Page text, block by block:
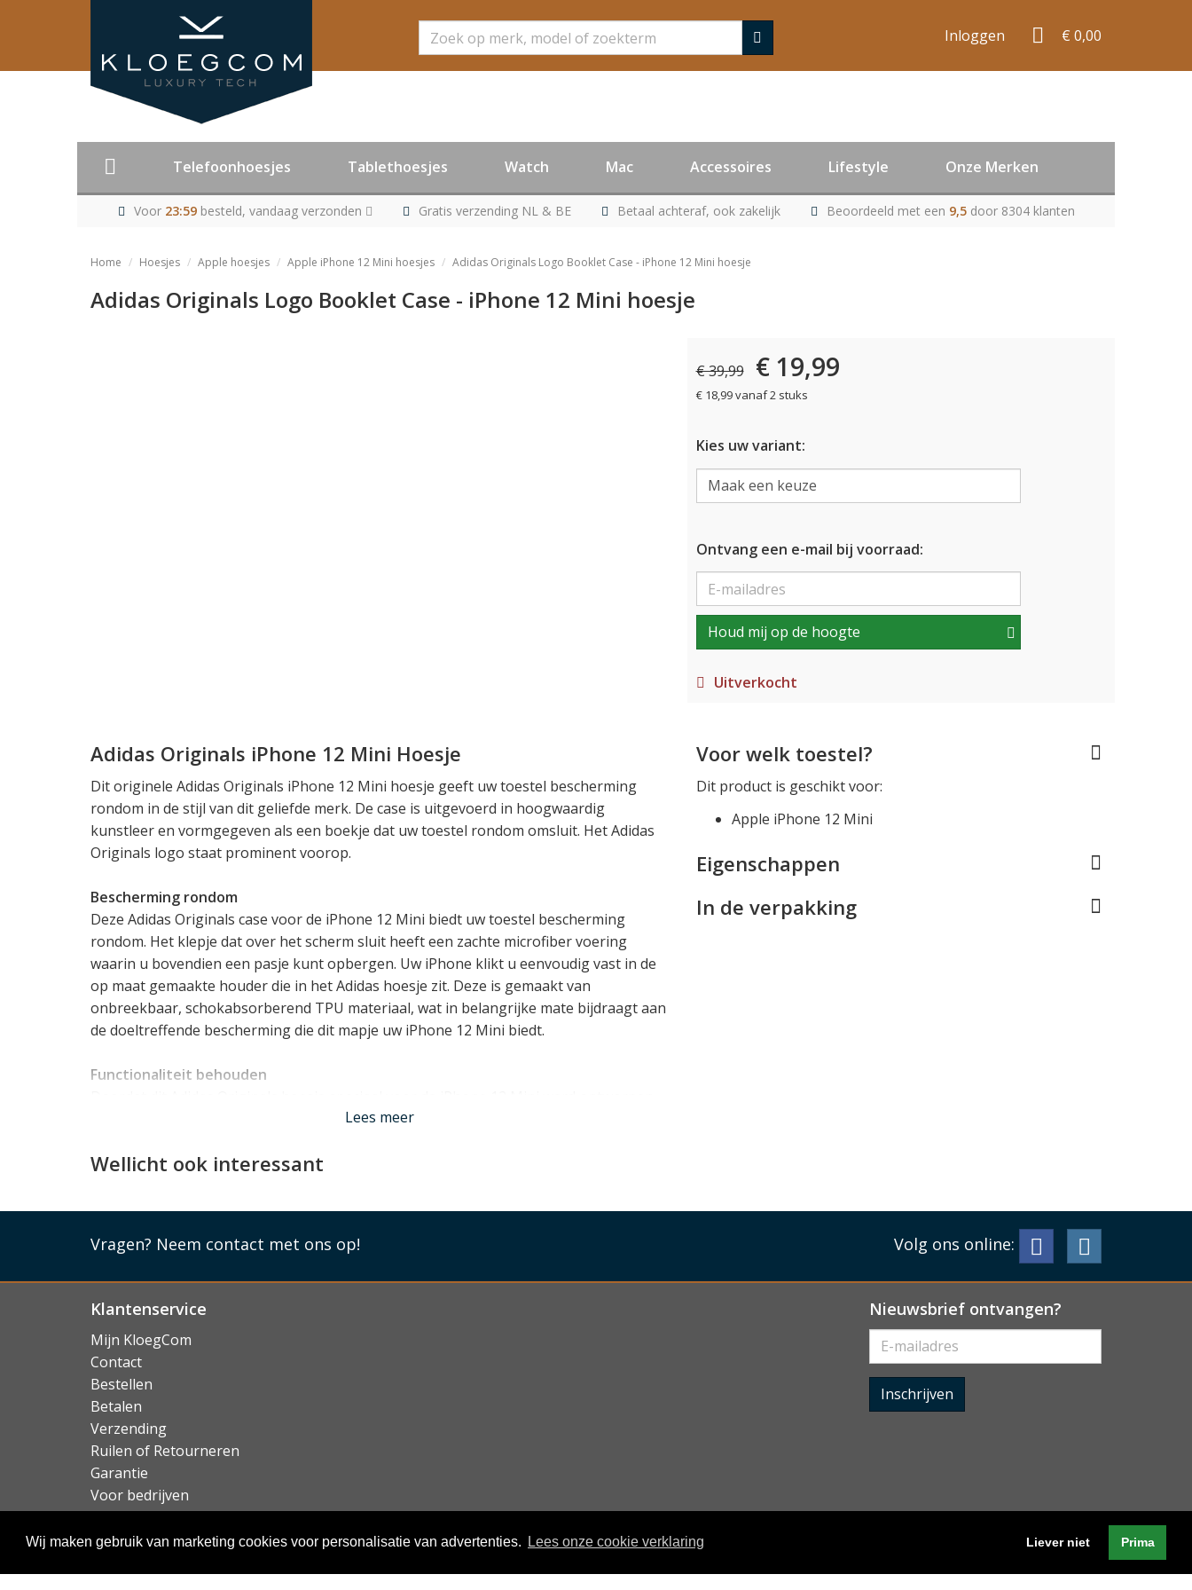
Wij maken gebruik van marketing cookies voor personalisatie van advertenties. Lees onze cookie verklaring Liever niet Prima
Zoeken Inloggen € 0,00
Telefoonhoesjes Tablethoesjes Watch Mac Accessoires Lifestyle Onze Merken
Voor 23:59besteld, vandaag verzonden Gratis verzending NL & BE Betaal achteraf, ook zakelijk Beoordeeld met een 9,5 door 8304 klanten
Home Hoesjes Apple hoesjes Apple iPhone 12 Mini hoesjes Adidas Originals Logo Booklet Case - iPhone 12 Mini hoesje
Adidas Originals Logo Booklet Case - iPhone 12 Mini hoesje
€ 39,99 € 19,99
€ 18,99 vanaf 2 stuks
Kies uw variant:
Ontvang een e-mail bij voorraad:
Houd mij op de hoogte
Uitverkocht
Adidas Originals iPhone 12 Mini Hoesje
Dit originele Adidas Originals iPhone 12 Mini hoesje geeft uw toestel bescherming
rondom in de stijl van dit geliefde merk. De case is uitgevoerd in hoogwaardig
kunstleer en vormgegeven als een boekje dat uw toestel rondom omsluit. Het Adidas
Originals logo staat prominent voorop.
Bescherming rondom
Deze Adidas Originals case voor de iPhone 12 Mini biedt uw toestel bescherming
rondom. Het klepje dat over het scherm sluit heeft een zachte microfiber voering
waarin u bovendien een pasje kunt opbergen. Uw iPhone klikt u eenvoudig vast in de
op maat gemaakte houder die in het Adidas hoesje zit. Deze is gemaakt van
onbreekbaar, schokabsorberend TPU materiaal, wat in belangrijke mate bijdraagt aan
de doeltreffende bescherming die dit mapje uw iPhone 12 Mini biedt.
Functionaliteit behouden
is de pasvorm optimaal. De case houdt rekening met alle toetsen, aansluitingen en de
kunt u uw iPhone normaal blijven gebruiken.
Lees meer
Voor welk toestel?
Dit product is geschikt voor:
Apple iPhone 12 Mini
Eigenschappen
In de verpakking
Wellicht ook interessant
Vragen? Neem contact met ons op! Volg ons online:
Klantenservice
Mijn KloegCom
Contact
Bestellen
Betalen
Verzending
Ruilen of Retourneren
Garantie
Voor bedrijven
Over KloegCom.nl
Nieuwsbrief ontvangen?
Inschrijven
© KloegCom 2008 - 2026 - Privacyverklaring